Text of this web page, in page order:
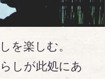
を楽しむ。
しが此処にあ